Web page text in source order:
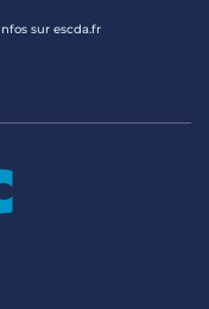
sur escda.fr